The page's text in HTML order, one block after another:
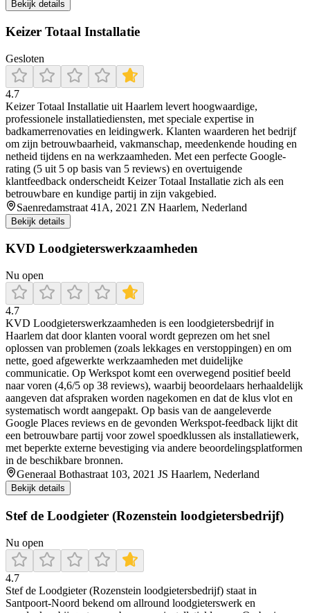
Bekijk details
Keizer Totaal Installatie
Gesloten
4.7
Keizer Totaal Installatie uit Haarlem levert hoogwaardige,
professionele installatiediensten, met speciale expertise in
badkamerrenovaties en leidingwerk. Klanten waarderen het bedrijf
om zijn betrouwbaarheid, vakmanschap, meedenkende houding en
netheid tijdens en na werkzaamheden. Met een perfecte Google-
rating (5 uit 5 op basis van 5 reviews) en overtuigende
klantfeedback onderscheidt Keizer Totaal Installatie zich als een
betrouwbare en kundige partij in zijn vakgebied.
Saenredamstraat 41A, 2021 ZN Haarlem, Nederland
Bekijk details
KVD Loodgieterswerkzaamheden
Nu open
4.7
KVD Loodgieterswerkzaamheden is een loodgietersbedrijf in
Haarlem dat door klanten vooral wordt geprezen om het snel
oplossen van problemen (zoals lekkages en verstoppingen) en om
nette, goed afgewerkte werkzaamheden met duidelijke
communicatie. Op Werkspot komt een overwegend positief beeld
naar voren (4,6/5 op 38 reviews), waarbij beoordelaars herhaaldelijk
aangeven dat afspraken worden nagekomen en dat de klus vlot en
systematisch wordt aangepakt. Op basis van de aangeleverde
Google Places reviews en de gevonden Werkspot-feedback lijkt dit
een betrouwbare partij voor zowel spoedklussen als installatiewerk,
met beperkte externe bevestiging via andere beoordelingsplatformen
in de beschikbare bronnen.
Generaal Bothastraat 103, 2021 JS Haarlem, Nederland
Bekijk details
Stef de Loodgieter (Rozenstein loodgietersbedrijf)
Nu open
4.7
Stef de Loodgieter (Rozenstein loodgietersbedrijf) staat in
Santpoort-Noord bekend om allround loodgieterswerk en